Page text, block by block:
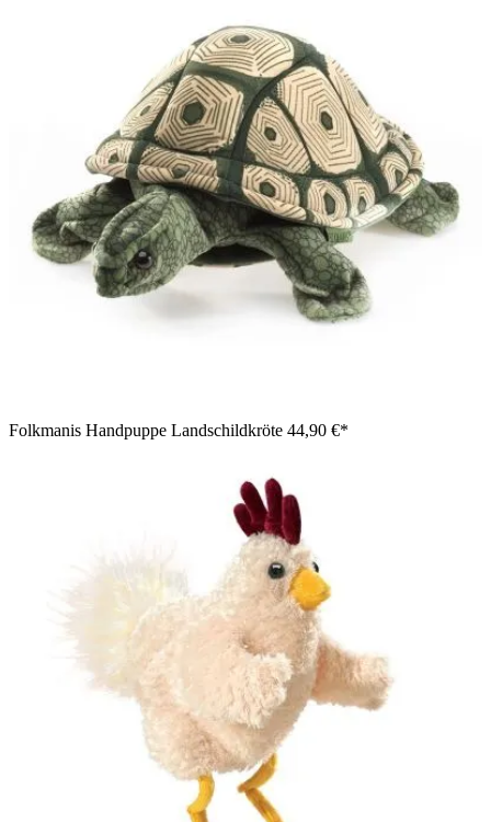
Folkmanis Handpuppe Landschildkröte 44,90 €*